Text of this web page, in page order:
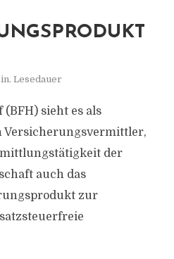
Lesedauer
sieht es als
Versicherungsvermittler,
der
auch das
zur